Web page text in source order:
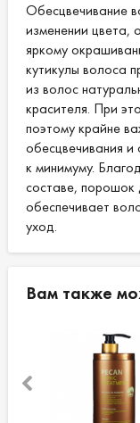
Обесцвечивание
изменении цвета,
яркому
кутикулы волоса
из волос
красителя. При
поэтому крайне
обесцвечивания
к минимуму.
составе, порошок
обеспечивает
уход.
Вам также